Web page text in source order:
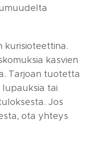
kasvien
Tarjoan tuotetta
lupauksia tai
Jos
ota yhteys